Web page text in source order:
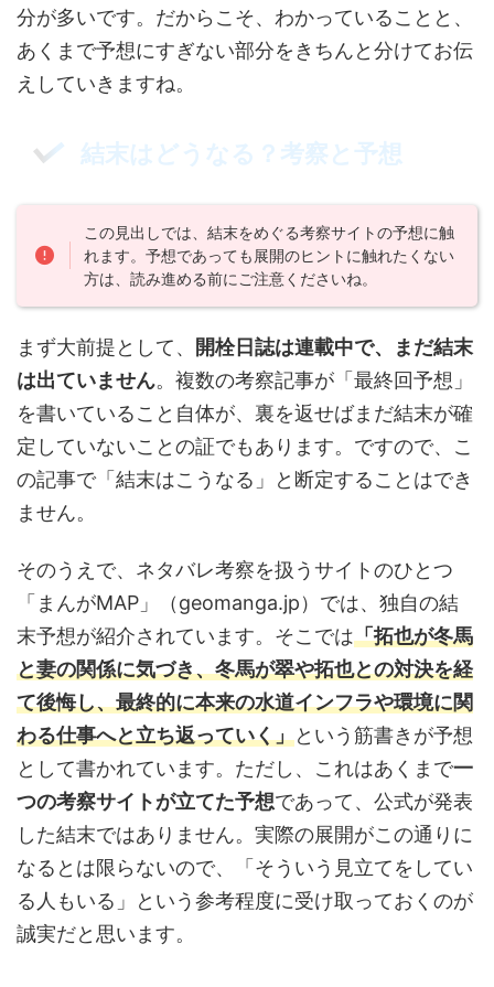
分が多いです。だからこそ、わかっていることと、
あくまで予想にすぎない部分をきちんと分けてお伝
えしていきますね。
結末はどうなる？考察と予想
この見出しでは、結末をめぐる考察サイトの予想に触
れます。予想であっても展開のヒントに触れたくない
方は、読み進める前にご注意くださいね。
まず大前提として、 開栓日誌は連載中で、まだ結末
は出ていません。複数の考察記事が「最終回予想」
を書いていること自体が、裏を返せばまだ結末が確
定していないことの証でもあります。ですので、こ
の記事で「結末はこうなる」と断定することはでき
ません。
そのうえで、ネタバレ考察を扱うサイトのひとつ
「まんがMAP」（geomanga.jp）では、独自の結
末予想が紹介されています。そこでは「拓也が冬馬
と妻の関係に気づき、冬馬が翠や拓也との対決を経
て後悔し、最終的に本来の水道インフラや環境に関
わる仕事へと立ち返っていく」という筋書きが予想
として書かれています。ただし、これはあくまで一
つの考察サイトが立てた予想であって、公式が発表
した結末ではありません。実際の展開がこの通りに
なるとは限らないので、「そういう見立てをしてい
る人もいる」という参考程度に受け取っておくのが
誠実だと思います。